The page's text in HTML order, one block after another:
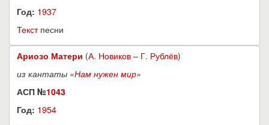
Год: 1937
Текстпесни
Ариозо Матери (А. Новиков – Г. Рублёв)
из кантаты «Нам нужен мир»
АСП №1043
Год: 1954